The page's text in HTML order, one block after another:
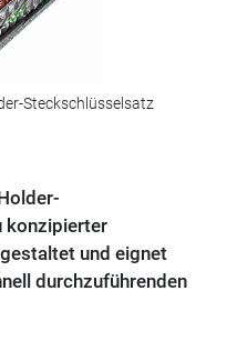
Steckschlüsselsatz
konzipierter
und eignet
durchzuführenden